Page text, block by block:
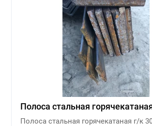
Полоса стальная
Полоса стальная горячекатаная г/к